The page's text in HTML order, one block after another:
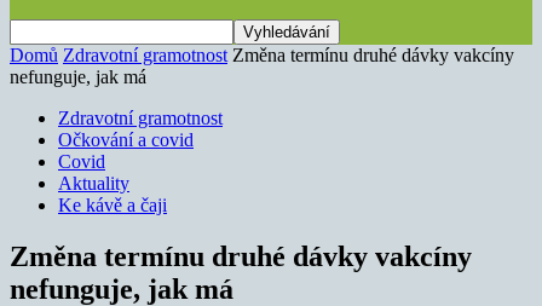
Domů Zdravotní gramotnost Změna termínu druhé dávky vakcíny
nefunguje, jak má
Zdravotní gramotnost
Očkování a covid
Covid
Aktuality
Ke kávě a čaji
Změna termínu druhé dávky vakcíny
nefunguje, jak má